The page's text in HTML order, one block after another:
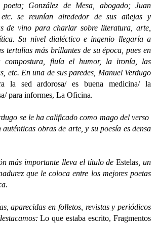
González de Mesa, abogado; Juan
se reunían alrededor de sus añejas y
de vino para charlar sobre literatura, arte,
Su nivel dialéctico e ingenio llegaría a
tertulias más brillantes de su época, pues en
compostura, fluía el humor, la ironía, las
etc. En una de sus paredes, Manuel Verdugo
la sed ardorosa/ es buena medicina/ la
para informes, La Oficina.
se le ha calificado como mago del verso
auténticas obras de arte, y su poesía es densa
importante lleva el título deEstelas , un
que le coloca entre los mejores poetas
en folletos, revistas y periódicos
Lo que estaba escrito, Fragmentos